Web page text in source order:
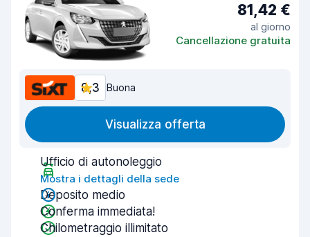
81,42 €
al giorno
Cancellazione gratuita
8,3 Buona
Visualizza offerta
Ufficio di autonoleggio
Mostra i dettagli della sede
Deposito medio
Conferma immediata!
Chilometraggio illimitato